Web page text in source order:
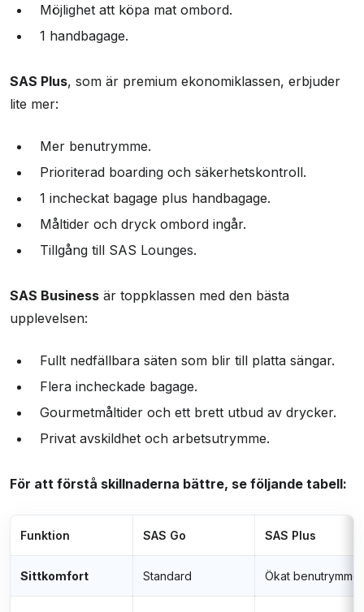
Möjlighet att köpa mat ombord.
1 handbagage.
SAS Plus, som är premium ekonomiklassen, erbjuder
lite mer:
Mer benutrymme.
Prioriterad boarding och säkerhetskontroll.
1 incheckat bagage plus handbagage.
Måltider och dryck ombord ingår.
Tillgång till SAS Lounges.
SAS Business är toppklassen med den bästa
upplevelsen:
Fullt nedfällbara säten som blir till platta sängar.
Flera incheckade bagage.
Gourmetmåltider och ett brett utbud av drycker.
Privat avskildhet och arbetsutrymme.
För att förstå skillnaderna bättre, se följande tabell:
Funktion SAS Go SAS Plus
Sittkomfort Standard Ökat benutrymme